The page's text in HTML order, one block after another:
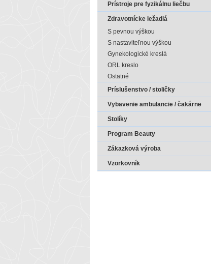
Prístroje pre fyzikálnu liečbu
Zdravotnícke ležadlá
S pevnou výškou
S nastaviteľnou výškou
Gynekologické kreslá
ORL kreslo
Ostatné
Príslušenstvo / stoličky
Vybavenie ambulancie / čakárne
Stolíky
Program Beauty
Zákazková výroba
Vzorkovník